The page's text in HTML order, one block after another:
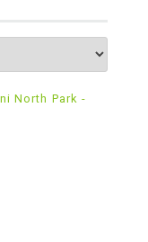
North Park -